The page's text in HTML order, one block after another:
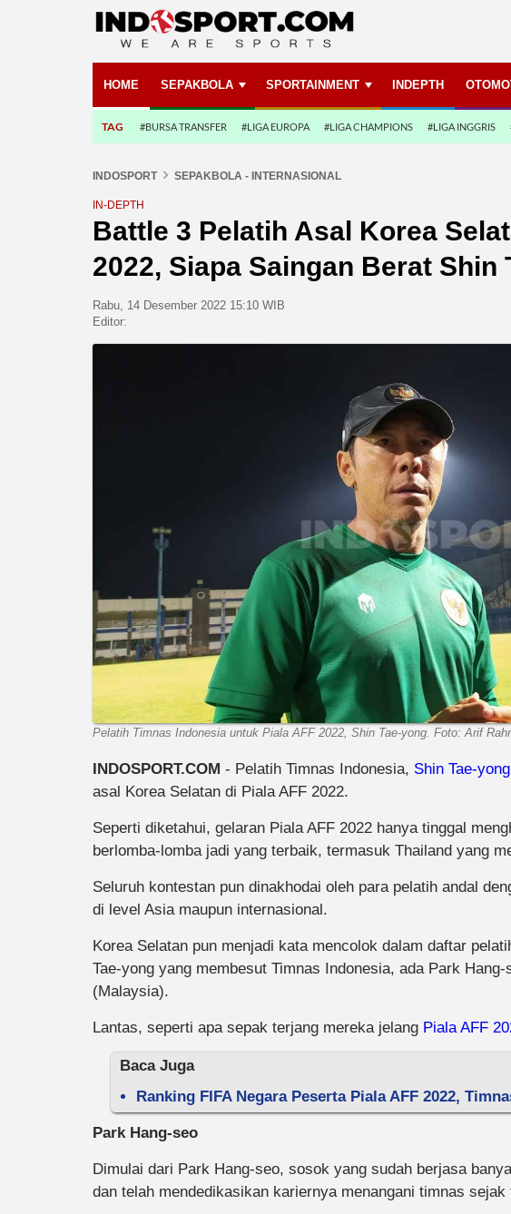
HOME SEPAKBOLA SPORTAINMENT INDEPTH
TAG #BURSA TRANSFER #LIGA EUROPA #LIGA CHAMPIONS #LIGA INGGRIS
INDOSPORT SEPAKBOLA - INTERNASIONAL
IN-DEPTH
Battle 3 Pelatih Asal Korea
2022, Siapa Saingan Berat Shin
Rabu, 14 Desember 2022 15:10 WIB
Editor:
Pelatih Timnas Indonesia untuk Piala AFF 2022, Shin Tae-yong. Foto: Arif
INDOSPORT.COM - Pelatih Timnas Indonesia, Shin Tae-yong
asal Korea Selatan di Piala AFF 2022.
Seperti diketahui, gelaran Piala AFF 2022 hanya tinggal
berlomba-lomba jadi yang terbaik, termasuk Thailand yang
Seluruh kontestan pun dinakhodai oleh para pelatih andal
di level Asia maupun internasional.
Korea Selatan pun menjadi kata mencolok dalam daftar
Tae-yong yang membesut Timnas Indonesia, ada Park
(Malaysia).
Lantas, seperti apa sepak terjang mereka jelang Piala AFF
Baca Juga
Ranking FIFA Negara Peserta Piala AFF 2022,
Park Hang-seo
Dimulai dari Park Hang-seo, sosok yang sudah berjasa
dan telah mendedikasikan kariernya menangani timnas sejak